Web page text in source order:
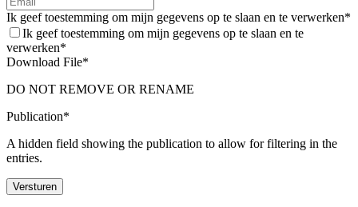
Waarom is mantelzorgwaardering belangrijk? Welke keuzes zijn er
te maken? Wat is het budget? Kortom, hoe kun je als gemeente
mantelzorgwaardering goed vormgeven.
De factsheet mantelzorgwaardering voor gemeenten en organisaties
meer.
Ik geef toestemming om mijn gegevens op te slaan en te verwerken*
Ik geef toestemming om mijn gegevens op te slaan en te
verwerken*
Download File*
DO NOT REMOVE OR RENAME
Publication*
A hidden field showing the publication to allow for filtering in the
entries.
Versturen